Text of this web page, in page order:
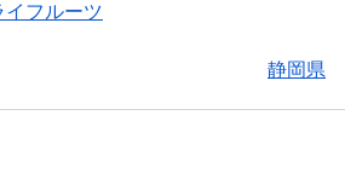
イフルーツ
静岡県